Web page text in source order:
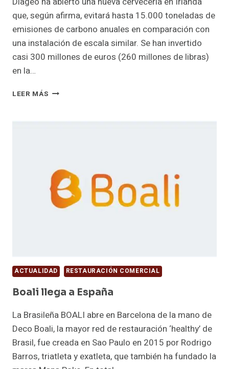
que, según afirma, evitará hasta 15.000 toneladas de
emisiones de carbono anuales en comparación con
una instalación de escala similar. Se han invertido
casi 300 millones de euros (260 millones de libras)
en la…
LEER MÁS CERVECERAS
LOS
DEBERES
ACTUALIDAD RESTAURACIÓN COMERCIAL
Boali llega a España
La Brasileña BOALI abre en Barcelona de la mano de
Deco Boali, la mayor red de restauración ‘healthy’ de
Brasil, fue creada en Sao Paulo en 2015 por Rodrigo
Barros, triatleta y exatleta, que también ha fundado la